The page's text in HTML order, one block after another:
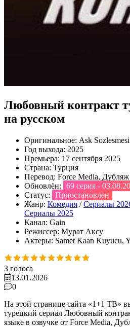
Любовный контракт
на русском
Оригинальное: Ask Sozlesmesi
Год выхода: 2025
Премьера: 17 сентября 2025
Страна: Турция
Перевод: Force Media, Дубляж
Обновлён:
69 серия -
Статус:
Приостановлен
Жанр: Комедия /Сериалы
Сериалы 2025
Канал: Gain
Режиссер: Мурат Аксу
Актеры: Samet Kaan Kuyucu,
3 голоса
13.01.2026
0
На этой странице сайта «1+1 ТВ»
турецкий сериал Любовный
языке в озвучке от Force Media,